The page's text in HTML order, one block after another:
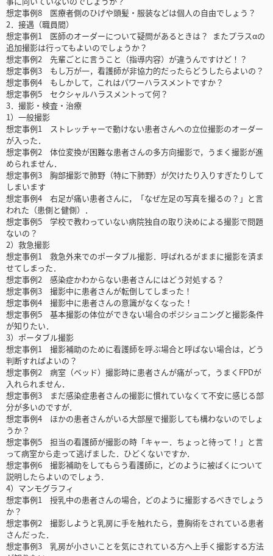
想定事例8 医療者側のひげや頭髪・服装などは個人の自由でしょう？
2．接遇（職員間）
想定事例1 医師のオーダーについて疑問があるときは？ またプラスαの
追加撮影は行ってもよいのでしょうか？
想定事例2 先輩ごとに言うこと（指導内容）が違うんですけど！？
想定事例3 もし万が一，看護師が非協力的だったらどうしたらよいの？
想定事例4 もしかして，これはパワーハラスメントですか？
想定事例5 セクシャルハラスメントって何？
3．撮影・検査・治療
1）一般撮影
想定事例1 ストレッチャーで動けない患者さんへの立位撮影のオーダー
が入った．
想定事例2 体位変換が困難な患者さんの多方向撮影で，うまく撮影が進
められません．
想定事例3 胸部撮影で肺野（特に下肺野）が欠けたり入りすぎたりして
しまいます
想定事例4 右足が痛い患者さんに，「なぜ左足の写真を撮るの？」と言
われた（患側と健側）．
想定事例5 学校で教わっていない病院独自の取り決めによる撮影で問題
ないの？
2）救急撮影
想定事例1 救急外来でのポータブル撮影．呼ばれるがままに撮影を済ま
せてしまった．
想定事例2 感染症かわからない患者さんにはどう対処する？
想定事例3 撮影中に患者さんが転倒してしまった！
想定事例4 撮影中に患者さんの意識がなくなった！
想定事例5 基本撮影の体位ができない場合のポジショニングと撮影条件
が知りたい．
3）ポータブル撮影
想定事例1 撮影補助のために看護師を呼ぶ場合と呼ばない場合は，どう
判断すればよいの？
想定事例2 病室（ベッド）撮影時に患者さんが痛がって，うまくFPDが
入れられません．
想定事例3 まだ感染症患者さんの撮影に慣れていなくて不安に感じる部
分が多いのですが．
想定事例4 ほかの患者さんがいる大部屋で撮影しても構わないのでしょ
うか？
想定事例5 担当の看護師が撮影の時「キャー．ちょっと待って！」と言
って病室から走って逃げました．ひどくないですか．
想定事例6 撮影補助をしてもらう看護師に，どのように被ばくについて
説明したらよいのでしょう．
4）マンモグラフィ
想定事例1 授乳中の患者さんの場合，どのように撮影するべきでしょう
か？
想定事例2 撮影しようと乳房に手を触れたら，豊胸術をされている患者
さんだった．
想定事例3 乳房が小さいことを気にされている方へ上手く撮影する方法